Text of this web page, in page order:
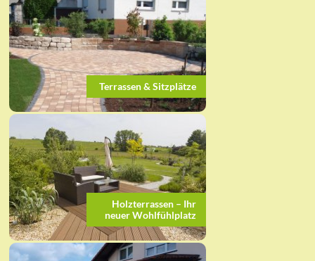
Terrassen & Sitzplätze
Holzterrassen – Ihr
neuer Wohlfühlplatz